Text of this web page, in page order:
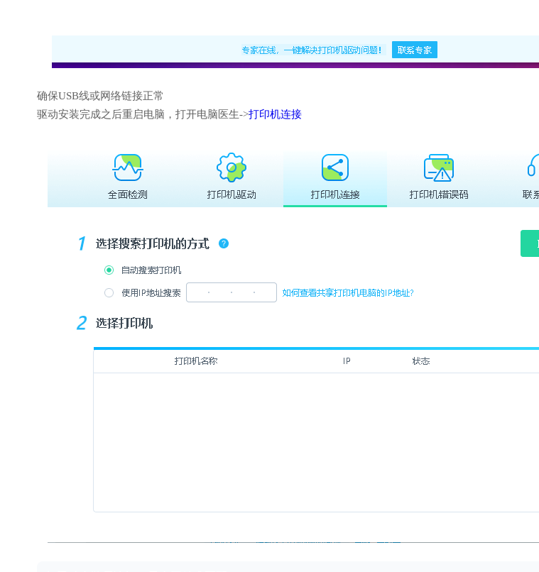
确保USB线或网络链接正常
驱动安装完成之后重启电脑，打开电脑医生->打印机连接